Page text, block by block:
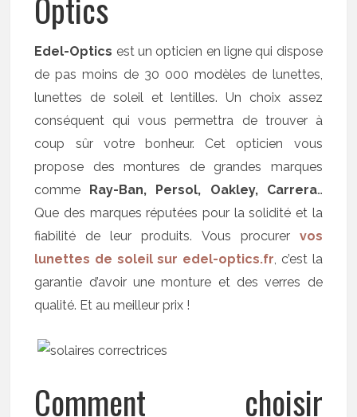
Edel-Optics est un opticien en ligne qui dispose
de pas moins de 30 000 modèles de lunettes,
lunettes de soleil et lentilles. Un choix assez
conséquent qui vous permettra de trouver à
coup sûr votre bonheur. Cet opticien vous
propose des montures de grandes marques
comme Ray-Ban, Persol, Oakley, Carrera…
Que des marques réputées pour la solidité et la
fiabilité de leur produits. Vous procurer vos
lunettes de soleil sur edel-optics.fr , c’est la
garantie d’avoir une monture et des verres de
qualité. Et au meilleur prix !
Comment choisir